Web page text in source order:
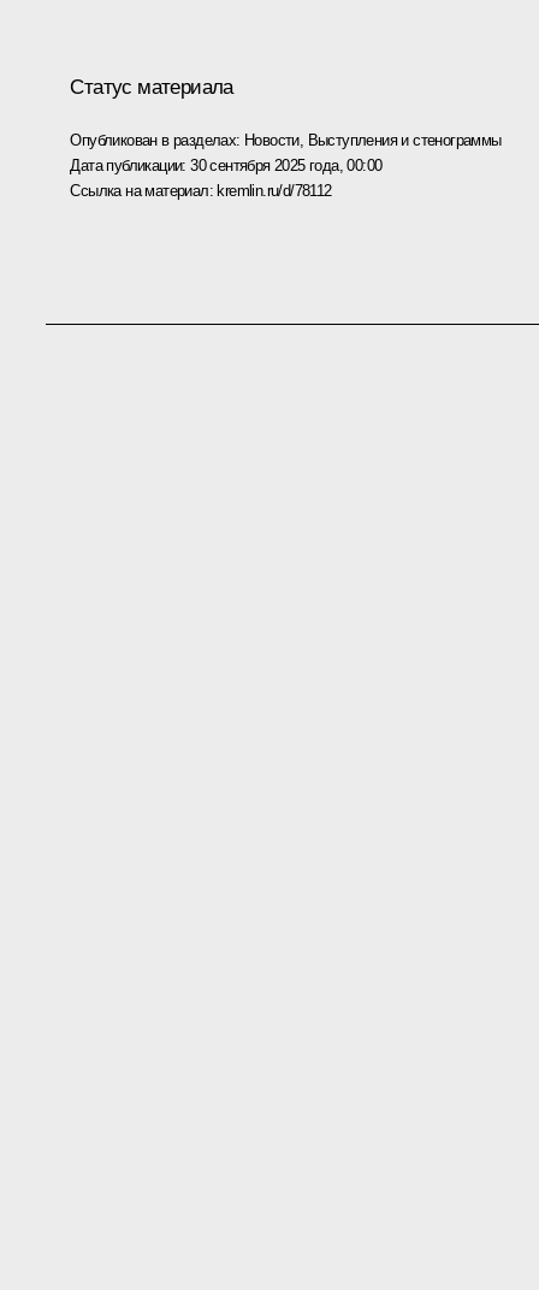
Статус материала
Опубликован в разделах: Новости, Выступления и стенограммы
Дата публикации:30 сентября 2025 года, 00:00
Ссылка на материал:kremlin.ru/d/78112